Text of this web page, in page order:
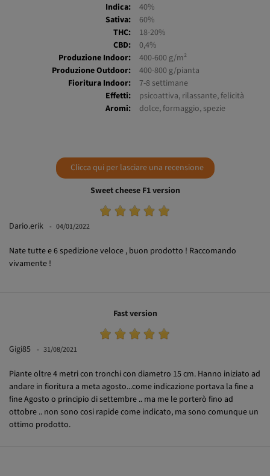
Varietà:
SWS42
Indica:
40%
Sativa:
60%
THC:
18-20%
CBD:
0,4%
Produzione Indoor:
400-600 g/m²
Produzione Outdoor:
400-800 g/pianta
Fioritura Indoor:
7-8 settimane
Effetti:
psicoattiva, rilassante, felicità
Clicca qui per lasciare una recensione
Sweet cheese F1 version
Nate tutte e 6 spedizione veloce , buon prodotto ! Raccomando
Fast version
Piante oltre 4 metri con tronchi con diametro 15 cm. Hanno iniziato ad
andare in fioritura a meta agosto...come indicazione portava la fine a
fine Agosto o principio di settembre .. ma me le porterò fino ad
ottobre .. non sono cosi rapide come indicato, ma sono comunque un